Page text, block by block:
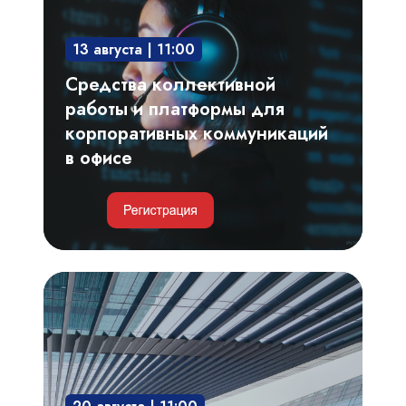
платформы
для
корпоративных
коммуникаций
офисе
13 августа | 11:00
Средства коллективной
работы и платформы для
корпоративных коммуникаций
в офисе
Умные
парковки
и
автоматизация
пропускного